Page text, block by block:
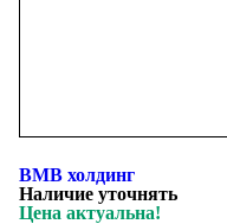
ВМВ холдинг
Наличие уточнять
Цена актуальна!